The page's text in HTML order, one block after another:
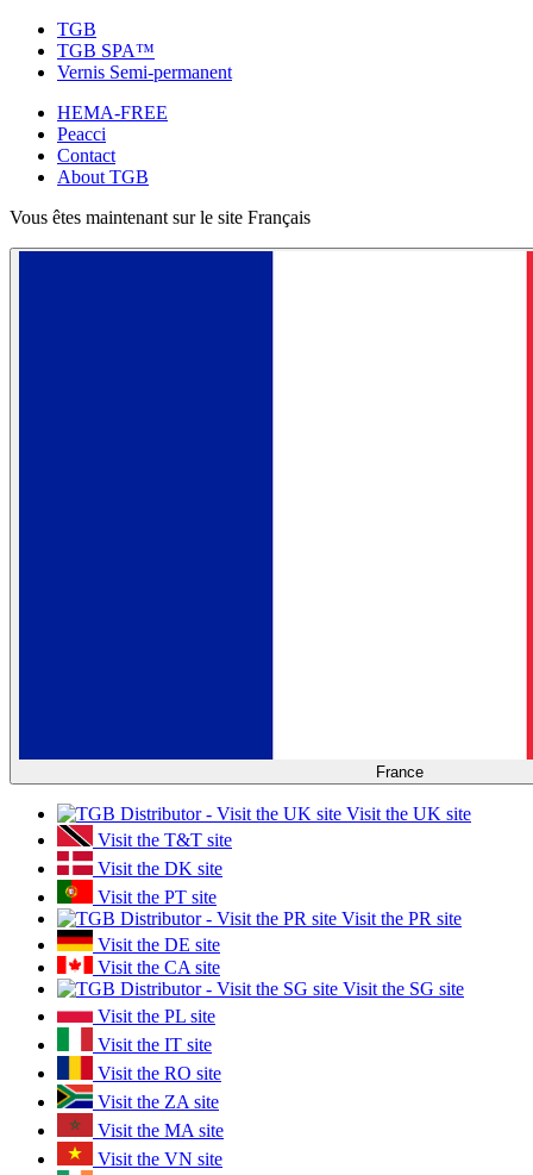
TGB
TGB SPA™
Vernis Semi-permanent
HEMA-FREE
Peacci
Contact
About TGB
Vous êtes maintenant sur le site Français
France
Visit the UK site
Visit the T&T site
Visit the DK site
Visit the PT site
Visit the PR site
Visit the DE site
Visit the CA site
Visit the SG site
Visit the PL site
Visit the IT site
Visit the RO site
Visit the ZA site
Visit the MA site
Visit the VN site